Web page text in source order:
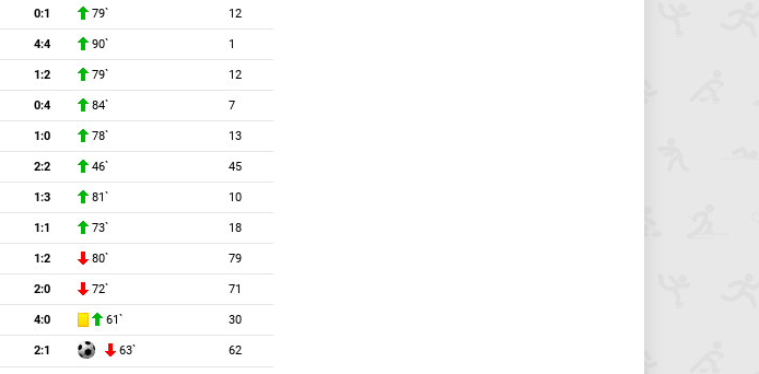
0:1 79` 12
4:4 90` 1
1:2 79` 12
0:4 84` 7
1:0 78` 13
2:2 46` 45
1:3 81` 10
1:1 73` 18
1:2 80` 79
2:0 72` 71
4:0 61` 30
2:1 63` 62